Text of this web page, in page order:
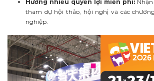
Hưởng nhiều quyền lợi miễn phí:
tham dự hội thảo, hội nghị và các
nghiệp.